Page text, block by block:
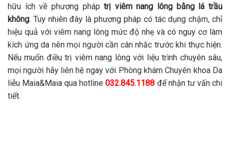
hữu ích về phương pháptrị viêm nang lông bằng lá trầu
không. Tuy nhiên đây là phương pháp có tác dụng chậm, chỉ
hiệu quả với viêm nang lông mức độ nhẹ và có nguy cơ làm
kích ứng da nên mọi người cần cân nhắc trước khi thực hiện.
Nếu muốn điều trị viêm nang lông với liệu trình chuyên sâu,
mọi người hãy liên hệ ngay với Phòng khám Chuyên khoa Da
liễu Maia&Maia qua hotline032.845.1188 để nhận tư vấn chi
tiết.